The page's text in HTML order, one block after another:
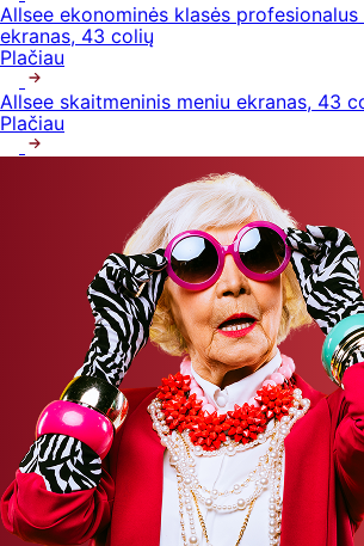
Allsee ekonominės klasės
ekranas, 43 colių
Plačiau
Allsee skaitmeninis meniu ekranas, 43
Plačiau